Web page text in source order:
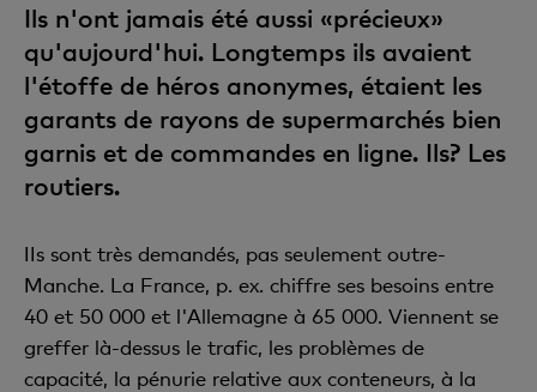
Ils n'ont jamais été aussi «précieux»
qu'aujourd'hui. Longtemps ils avaient
l'étoffe de héros anonymes, étaient les
garants de rayons de supermarchés bien
garnis et de commandes en ligne. Ils? Les
routiers.
IIs sont très demandés, pas seulement outre-
Manche. La France, p. ex. chiffre ses besoins entre
40 et 50 000 et l'Allemagne à 65 000. Viennent se
greffer là-dessus le trafic, les problèmes de
capacité, la pénurie relative aux conteneurs, à la